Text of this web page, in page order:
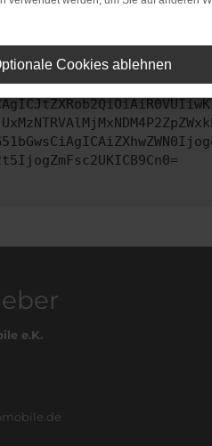
werden versuchen, das
e.K.
Cookies ablehnen